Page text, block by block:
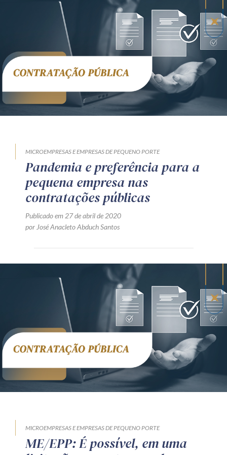
Receba por RSS
Av. Sete de Setembro, 4698
Batel Curitiba/PR CEP
Telefone (41) 2109-8666
Whatsapp (41) 98881-6616
MICROEMPRESAS E EMPRESAS DE PEQUENO PORTE
Pandemia e preferência para a
pequena empresa nas
contratações públicas
Publicado em 27 de abril de 2020
por José Anacleto Abduch Santos
MICROEMPRESAS E EMPRESAS DE PEQUENO PORTE
ME/EPP: É possível, em uma